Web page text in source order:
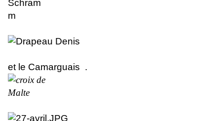
et le Camarguais .